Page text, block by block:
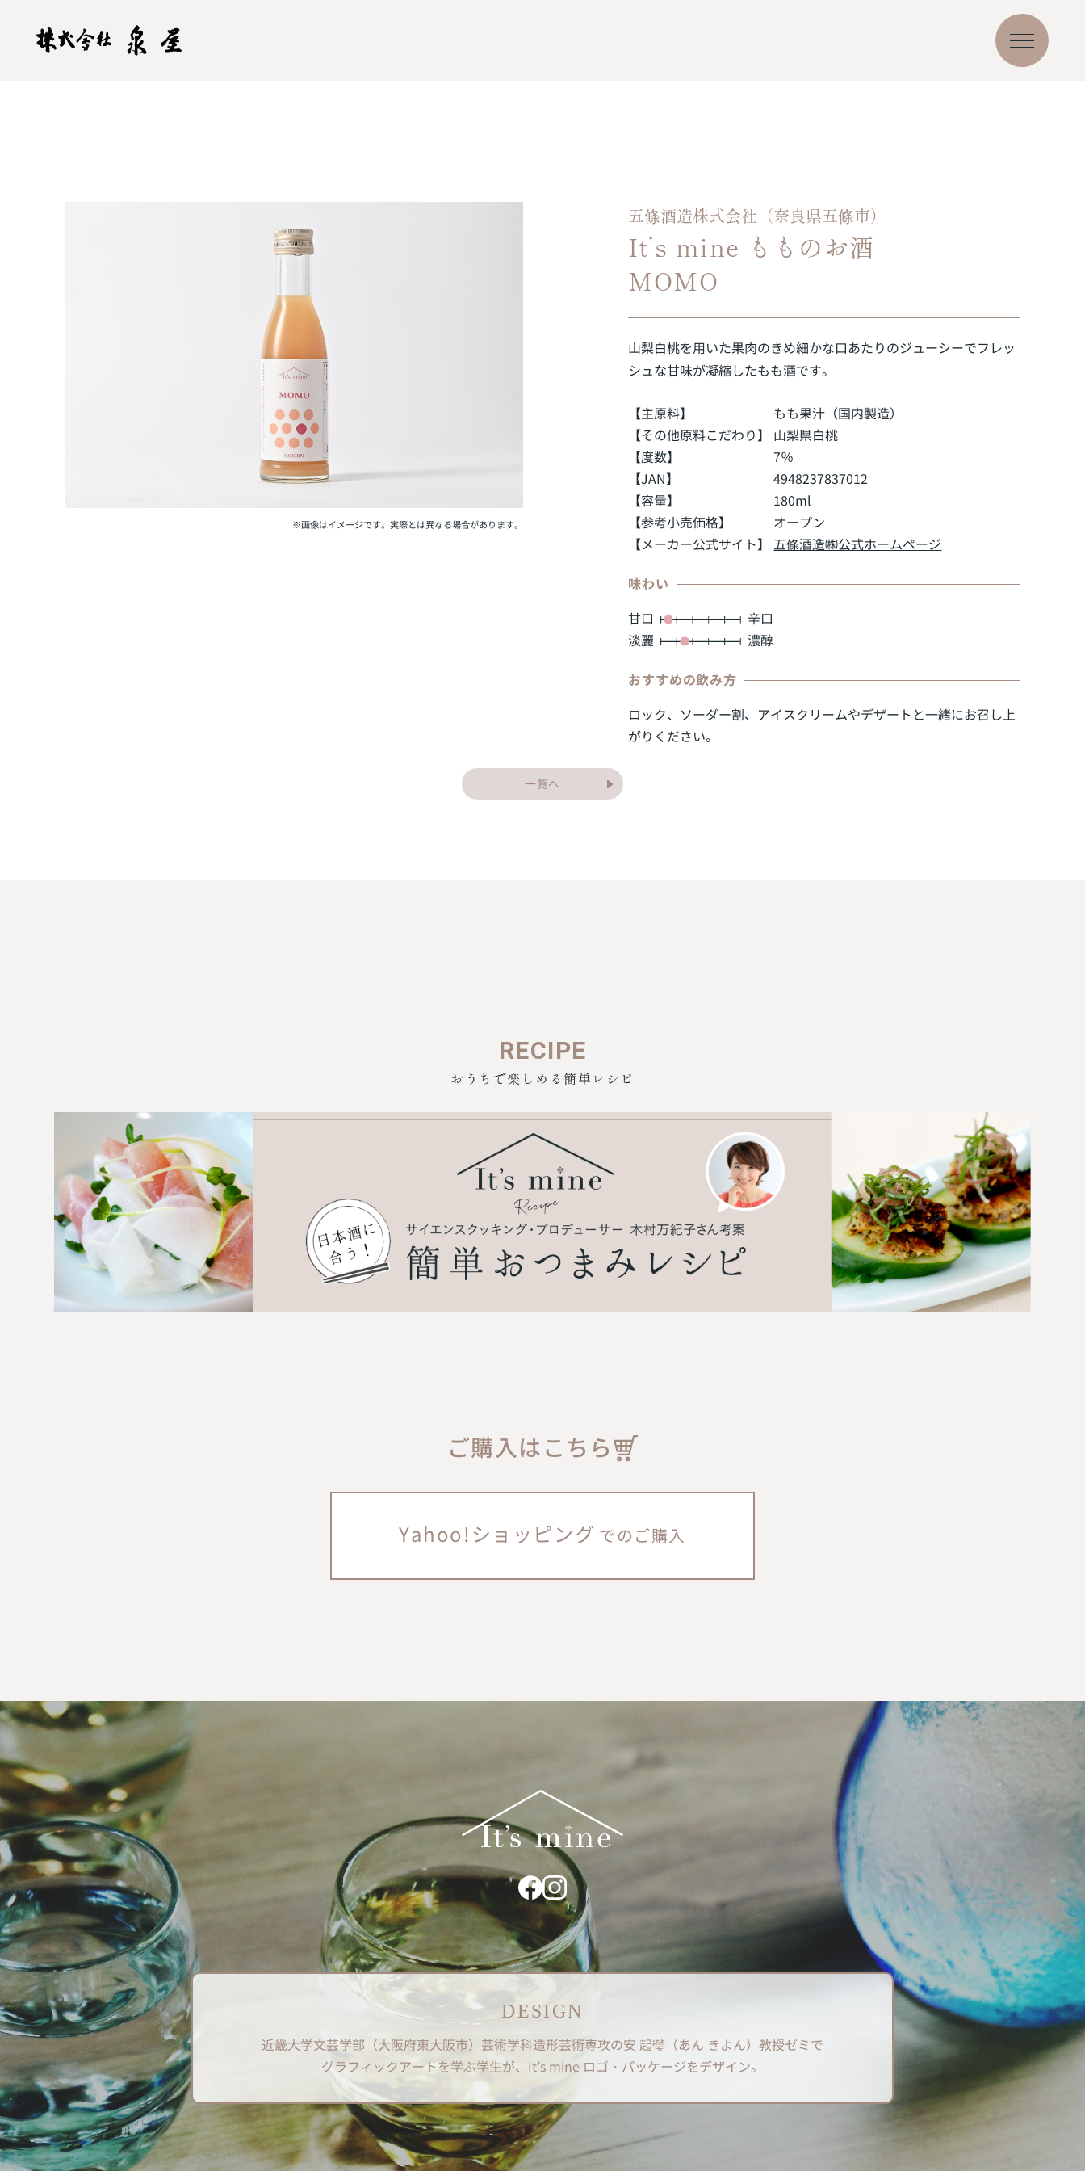
※画像はイメージです。実際とは異なる場合があります。
五條酒造株式会社（奈良県五條市）
It’s mine もものお酒
MOMO
山梨白桃を用いた果肉のきめ細かな口あたりのジューシーでフレッ
シュな甘味が凝縮したもも酒です。
【主原料】
もも果汁（国内製造）
【その他原料こだわり】
山梨県白桃
【度数】
7％
【JAN】
4948237837012
【容量】
180ml
【参考小売価格】
オープン
【メーカー公式サイト】
五條酒造㈱公式ホームページ
味わい
甘口
辛口
淡麗
濃醇
おすすめの飲み方
ロック、ソーダー割、アイスクリームやデザートと一緒にお召し上
がりください。
一覧へ
RECIPE
おうちで楽しめる簡単レシピ
ご購入はこちら
Yahoo!ショッピング でのご購入
DESIGN
近畿大学文芸学部（大阪府東大阪市） 芸術学科造形芸術専攻の安 起瑩（あん きよん）教授ゼミで
グラフィックアートを学ぶ学生が、
It’s mine ロゴ・パッケージをデザイン。